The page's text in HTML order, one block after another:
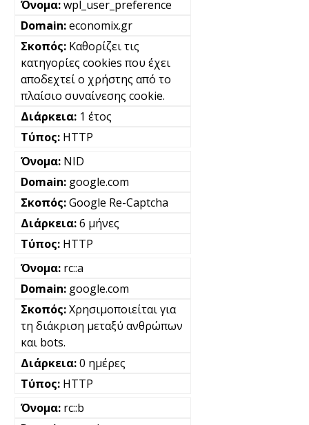
wpl_user_preference
economix.gr
Καθορίζει τις
κατηγορίες cookies που έχει
αποδεχτεί ο χρήστης από το
πλαίσιο συναίνεσης cookie.
1 έτος
HTTP
NID
google.com
Google Re-Captcha
6 μήνες
HTTP
rc::a
google.com
Χρησιμοποιείται για
τη διάκριση μεταξύ ανθρώπων
και bots.
0 ημέρες
HTTP
rc::b